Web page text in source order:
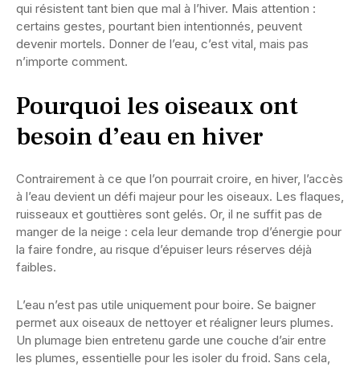
qui résistent tant bien que mal à l’hiver. Mais attention :
certains gestes, pourtant bien intentionnés, peuvent
devenir mortels. Donner de l’eau, c’est vital, mais pas
n’importe comment.
Pourquoi les oiseaux ont
besoin d’eau en hiver
Contrairement à ce que l’on pourrait croire, en hiver, l’accès
à l’eau devient un défi majeur pour les oiseaux. Les flaques,
ruisseaux et gouttières sont gelés. Or, il ne suffit pas de
manger de la neige : cela leur demande trop d’énergie pour
la faire fondre, au risque d’épuiser leurs réserves déjà
faibles.
L’eau n’est pas utile uniquement pour boire. Se baigner
permet aux oiseaux de nettoyer et réaligner leurs plumes.
Un plumage bien entretenu garde une couche d’air entre
les plumes, essentielle pour les isoler du froid. Sans cela,